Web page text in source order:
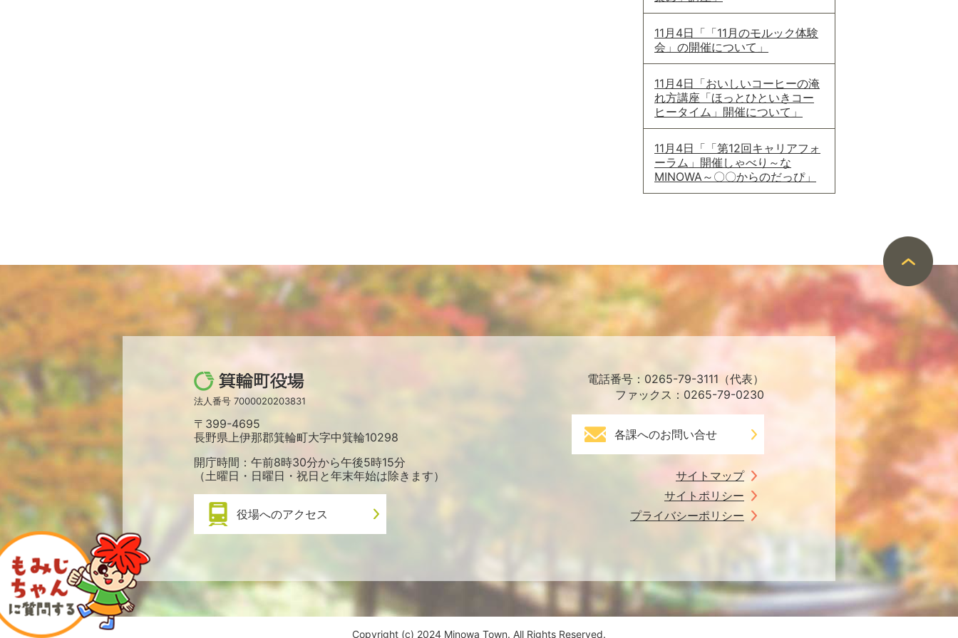
11月4日「「11月のモルック体験
会」の開催について」
11月4日「おいしいコーヒーの淹
れ方講座「ほっとひといきコー
ヒータイム」開催について」
11月4日「「第12回キャリアフォ
ーラム」開催しゃべり～な
MINOWA～〇〇からのだっぴ」
箕
輪
町
役
場
法人番号 7000020203831
〒399-4695
長野県上伊那郡箕輪町大字中箕輪10298
開庁時間：午前8時30分から午後5時15分
（土曜日・日曜日・祝日と年末年始は除きます）
役場へのアクセス
電話番号：0265-79-3111（代表）
ファックス：0265-79-0230
各課へのお問い合せ
サイトマップ
サイトポリシー
プライバシーポリシー
Copyright (c) 2024 Minowa Town. All Rights Reserved.